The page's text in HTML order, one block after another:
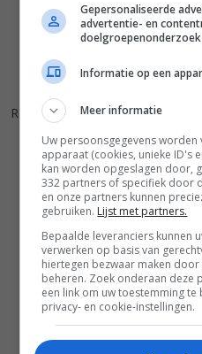
,5
Revenge (1999)
Gepersonaliseerde
advertentie- en
Informatie op een
Meer informatie
Uw persoonsgegevens
apparaat (cookies, unieke ID's
kan worden opgeslagen door,
332 partners of specifiek door
en onze partners kunnen
gebruiken. Lijst met partners.
Bepaalde leveranciers kunnen
verwerken op basis van
hiertegen bezwaar maken
beheren. Zoek onderaan deze
een link om uw toestemming
privacy- en cookie-instellingen.